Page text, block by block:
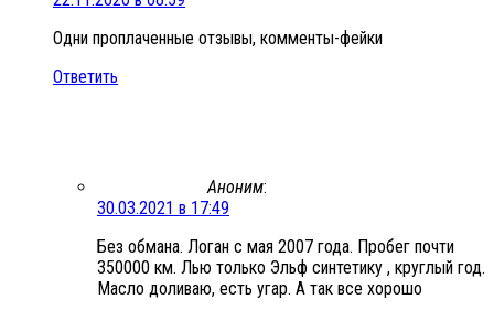
Одни проплаченные отзывы, комменты-фейки
Ответить
Аноним:
30.03.2021 в 17:49
Без обмана. Логан с мая 2007 года. Пробег почти
350000 км. Лью только Эльф синтетику , круглый год.
Масло доливаю, есть угар. А так все хорошо